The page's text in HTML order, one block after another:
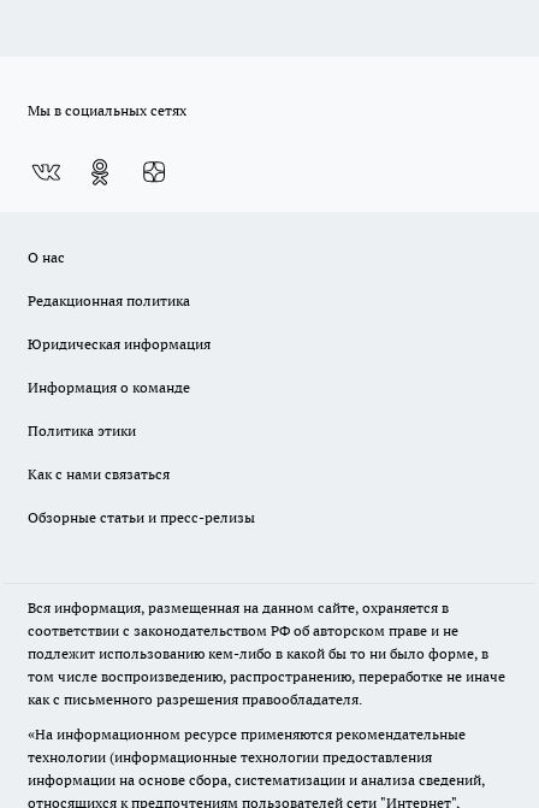
Мы в социальных сетях
О нас
Редакционная политика
Юридическая информация
Информация о команде
Политика этики
Как с нами связаться
Обзорные статьи и пресс-релизы
Вся информация, размещенная на данном сайте, охраняется в
соответствии с законодательством РФ об авторском праве и не
подлежит использованию кем-либо в какой бы то ни было форме, в
том числе воспроизведению, распространению, переработке не иначе
как с письменного разрешения правообладателя.
«На информационном ресурсе применяются рекомендательные
технологии (информационные технологии предоставления
информации на основе сбора, систематизации и анализа сведений,
относящихся к предпочтениям пользователей сети "Интернет",